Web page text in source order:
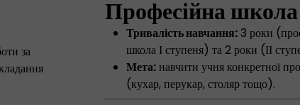
за
Професійна школа
Тривалість навчання:3 роки
школа І ступеня) та 2 роки (ІІ
​​​Мета:навчити учня конкретної
(кухар, перукар, столяр тощо).